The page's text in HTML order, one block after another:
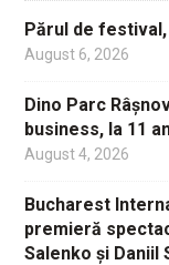
Părul de
August 6, 2026
Dino Parc
business, la 11
August 4, 2026
Bucharest
premieră
Salenko și Daniil